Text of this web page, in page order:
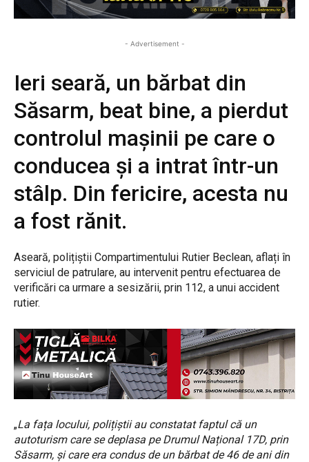
- Advertisement -
Ieri seară, un bărbat din
Săsarm, beat bine, a pierdut
controlul mașinii pe care o
conducea și a intrat într-un
stâlp. Din fericire, acesta nu
a fost rănit.
Aseară, polițiștii Compartimentului Rutier Beclean, aflați în
serviciul de patrulare, au intervenit pentru efectuarea de
verificări ca urmare a sesizării, prin 112, a unui accident
rutier.
„La fața locului, polițiștii au constatat faptul că un
autoturism care se deplasa peDrumul Național 17D, prin
Săsarm, și care era condus de un bărbat de 46 de ani din